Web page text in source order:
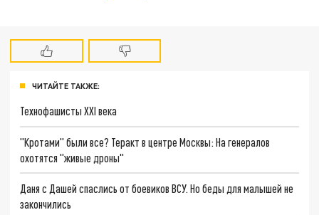
ЧИТАЙТЕ ТАКЖЕ:
Технофашисты XXI века
"Кротами" были все? Теракт в центре Москвы: На генералов
охотятся "живые дроны"
Даня с Дашей спаслись от боевиков ВСУ. Но беды для малышей не
закончились